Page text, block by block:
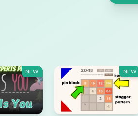
NEW NEW